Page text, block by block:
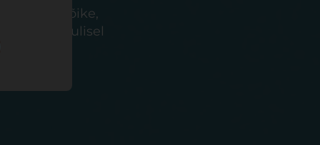
teeb kõike,
olulisel